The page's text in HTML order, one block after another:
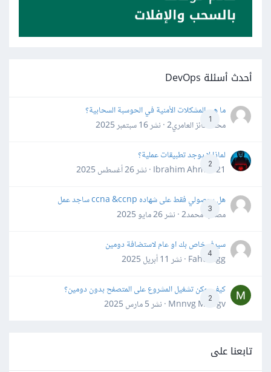
أحدث أسئلة DevOps
1
ما هي المشكلات الأمنية في الحوسبة السحابية؟
محمد فائز العامري2 · نشر
16 سبتمبر 2025
2
لماذا لا يوجد تطبيقات عملية؟
Ibrahim Ahmed21 · نشر
26 أغسطس 2025
3
هل بحصولي فقط على شهاده ccna &ccnp ساجد عمل
مصعب محمد2 · نشر
26 مايو 2025
4
سيرفر خاص بك او عام لاستضافة دومين
Fahd Ggg · نشر
11 أبريل 2025
2
كيف يمكن تشغيل المشروع على المتصفح بدون دومين؟
Mnnvg Mnbgv · نشر
5 مارس 2025
تابعنا على